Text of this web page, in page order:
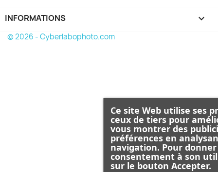
Ce site Web utilise ses
ceux de tiers pour
vous montrer des
préférences en
navigation. Pour
consentement à son
sur le bouton Accepter.
INFORMATIONS keyboard_arrow_down
© 2026 - Cyberlabophoto.com